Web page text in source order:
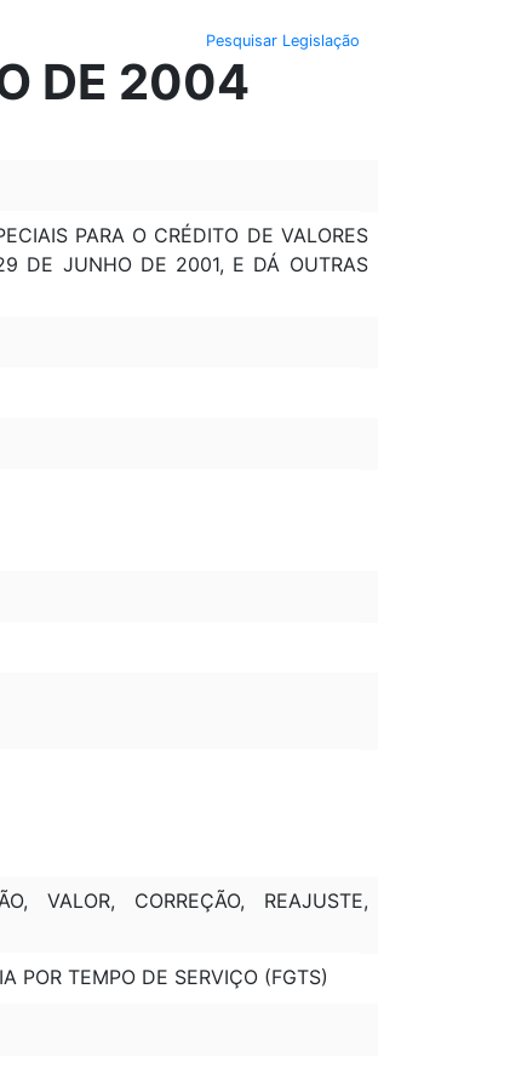
Pesquisar Legislação
DE 2004
PARA O CRÉDITO DE VALORES
DE JUNHO DE 2001, E DÁ OUTRAS
VALOR, CORREÇÃO, REAJUSTE,
POR TEMPO DE SERVIÇO (FGTS)